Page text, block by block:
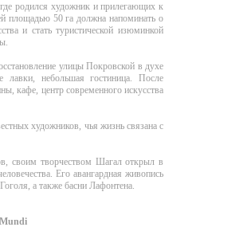
родился художник и прилегающих к
площадью 50 га должна напоминать о
и стать туристической изюминкой
улицы Покровской в духе
небольшая гостиница. После
кафе, центр современного искусства
художников, чья жизнь связана с
своим творчеством Шагал открыл в
Его авангардная живопись
а также басни Лафонтена.